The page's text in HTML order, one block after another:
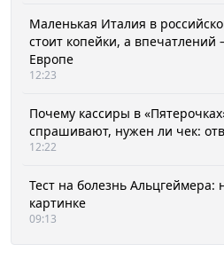
Маленькая Италия в
стоит копейки, а впечатлений
Европе
12:23
Почему кассиры в
спрашивают, нужен ли чек:
12:22
Тест на болезнь Альцгеймера:
картинке
09:13